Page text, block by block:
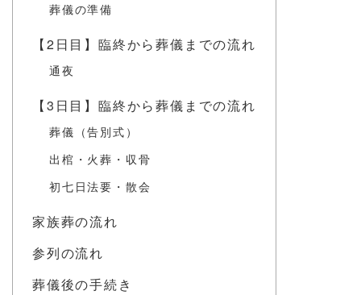
葬儀の準備
【2日目】臨終から葬儀までの流れ
通夜
【3日目】臨終から葬儀までの流れ
葬儀（告別式）
出棺・火葬・収骨
初七日法要・散会
家族葬の流れ
参列の流れ
葬儀後の手続き